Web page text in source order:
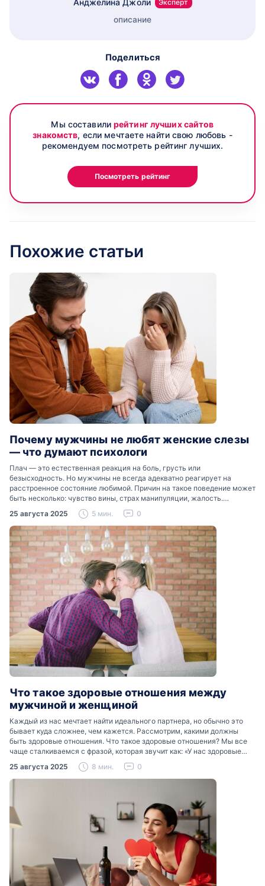
Анджелина Джоли Эксперт
описание
Поделиться
Мы составилирейтинг лучших сайтов
знакомств, если мечтаете найти свою любовь -
рекомендуем посмотреть рейтинг лучших.
Посмотреть рейтинг
Похожие статьи
Почему мужчины не любят женские слезы
— что думают психологи
Плач — это естественная реакция на боль, грусть или
безысходность. Но мужчины не всегда адекватно реагирует на
расстроенное состояние любимой. Причин на такое поведение может
быть несколько: чувство вины, страх манипуляции, жалость.
Разобраться, почему мужчины боятся женских слез, помогут советы
психологов…
25 августа 2025 5 мин. 0
Что такое здоровые отношения между
мужчиной и женщиной
Каждый из нас мечтает найти идеального партнера, но обычно это
бывает куда сложнее, чем кажется. Рассмотрим, какими должны
быть здоровые отношения. Что такое здоровые отношения? Мы все
чаще сталкиваемся с фразой, которая звучит как: «У нас здоровые
отношения». Что именно подразумевается…
25 августа 2025 8 мин. 0